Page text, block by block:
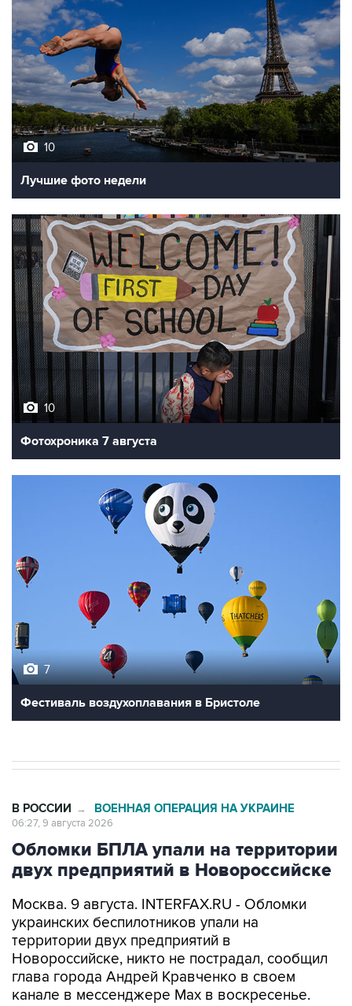
10
Лучшие фото недели
10
Фотохроника 7 августа
7
Фестиваль воздухоплавания в Бристоле
В РОССИИ → ВОЕННАЯ ОПЕРАЦИЯ НА УКРАИНЕ
06:27, 9 августа 2026
Обломки БПЛА упали на территории
двух предприятий в Новороссийске
Москва. 9 августа. INTERFAX.RU - Обломки
украинских беспилотников упали на
территории двух предприятий в
Новороссийске, никто не пострадал, сообщил
глава города Андрей Кравченко в своем
канале в мессенджере Max в воскресенье.